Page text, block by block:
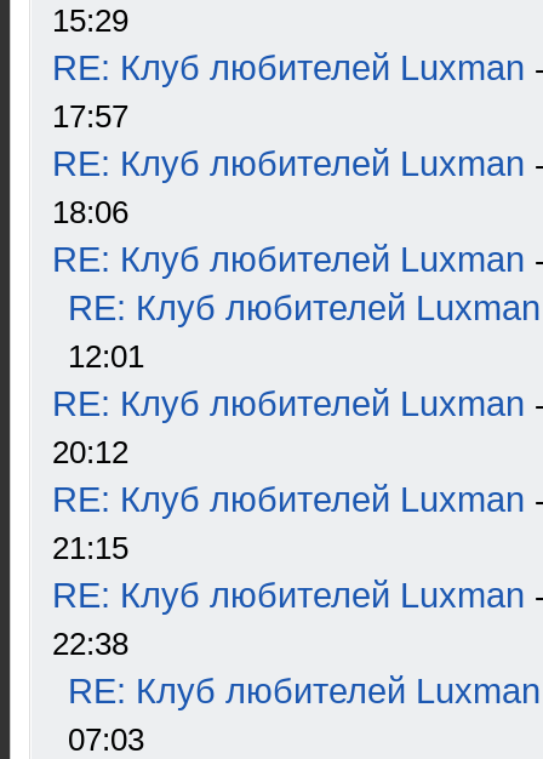
15:29
RE: Клуб любителей Luxman
17:57
RE: Клуб любителей Luxman
18:06
RE: Клуб любителей Luxman
RE: Клуб любителей Luxman
12:01
RE: Клуб любителей Luxman
20:12
RE: Клуб любителей Luxman
21:15
RE: Клуб любителей Luxman
22:38
RE: Клуб любителей Luxman
07:03